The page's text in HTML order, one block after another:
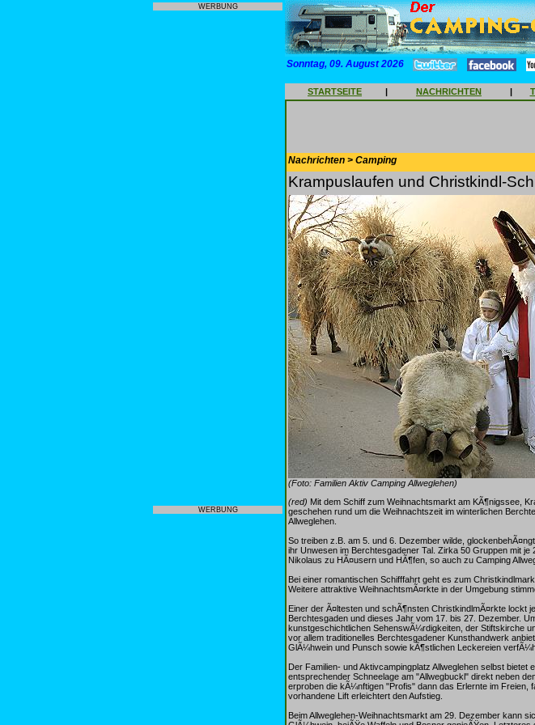
WERBUNG
WERBUNG
Sonntag, 09. August 2026
STARTSEITE | NACHRICHTEN |
Nachrichten > Camping
Krampuslaufen und Christkindl-
(Foto: Familien Aktiv Camping Allweglehen)
(red) Mit dem Schiff zum Weihnachtsmarkt am KÃ¶nigssee,
geschehen rund um die Weihnachtszeit im winterlichen
Allweglehen.
So treiben z.B. am 5. und 6. Dezember wilde,
ihr Unwesen im Berchtesgadener Tal. Zirka 50 Gruppen mit
Nikolaus zu HÃ¤usern und HÃ¶fen, so auch zu Camping
Bei einer romantischen Schifffahrt geht es zum
Weitere attraktive WeihnachtsmÃ¤rkte in der Umgebung
Einer der Ã¤ltesten und schÃ¶nsten ChristkindlmÃ¤rkte lockt
Berchtesgaden und dieses Jahr vom 17. bis 27. Dezember.
kunstgeschichtlichen SehenswÃ¼rdigkeiten, der Stiftskirche
vor allem traditionelles Berchtesgadener Kunsthandwerk
GlÃ¼hwein und Punsch sowie kÃ¶stlichen Leckereien
Der Familien- und Aktivcampingplatz Allweglehen selbst
entsprechender Schneelage am "Allwegbuckl" direkt neben
erproben die kÃ¼nftigen "Profis" dann das Erlernte im Freien,
vorhandene Lift erleichtert den Aufstieg.
Beim Allweglehen-Weihnachtsmarkt am 29. Dezember kann